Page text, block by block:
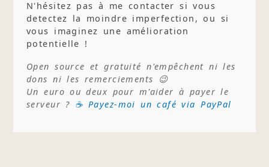
N'hésitez pas à me contacter si vous
detectez la moindre imperfection, ou si
vous imaginez une amélioration
potentielle !
Open source et gratuité n'empêchent ni les
dons ni les remerciements 😉
Un euro ou deux pour m'aider à payer le
serveur ? ☕ Payez-moi un café via PayPal